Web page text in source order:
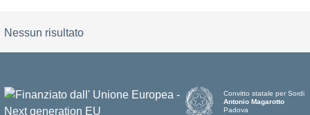
Nessun risultato
Convitto statale per Sordi
Antonio Magarotto
Padova